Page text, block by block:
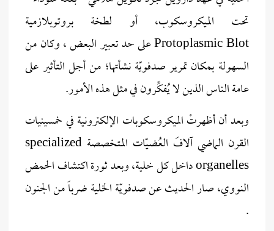
تحت الميكروسكوب، أو لطخة بروتوبلازمية
Protoplasmic Blot على حد تعبير البعض ، وكان من
السهولة بمكان تمرير صدفويّة نشأتها؛ من أجل التأثير على
عامة الناس الذين لا يُفكِّرون في مثل هذه الأمور.
وبعد أن أظهرتْ الميكروسكوبات الإلكترونية في خمسينيات
القرن الماضي آلافَ العُضيّات المتخصصة specialized
organelles داخل كل خلية، وبعد ثورة اكتشاف الحمض
النووي، صار الحديث عن صدفويّة الخلية ضرباً من الجنون
.